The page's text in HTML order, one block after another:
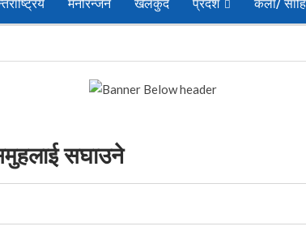
मनोरन्जन खेलकुद प्रदेश कला/
सघाउने